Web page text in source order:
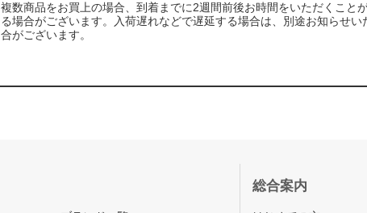
複数商品をお買上の場合、到着までに2週間前後お時間をいただくこ
る場合がございます。入荷遅れなどで遅延する場合は、別途お知らせ
合がございます。
総合案内